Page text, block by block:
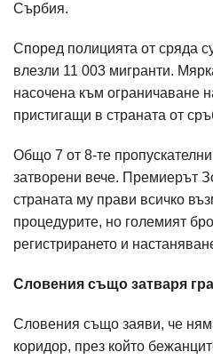
Сърбия.
Според полицията от сряда
влезли 11 003 мигранти.
насочена към ограничаване
пристигащи в страната от
Общо 7 от 8-те
затворени вече. Премиерът
страната му прави всичко
процедурите, но големият
регистрирането и
Словения също затваря
Словения също заяви, че
коридор, през който